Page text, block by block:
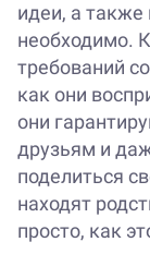
идеи, а также
необходимо.
требований
как они
они
друзьям и
поделиться
находят
просто, как